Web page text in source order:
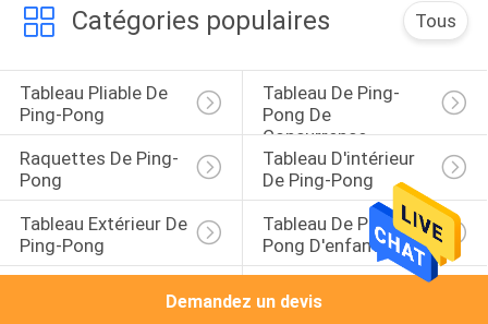
Catégories populaires Tous
Tableau Pliable De
Ping-Pong
Tableau De Ping-
Pong De
Concurrence
Raquettes De Ping-
Pong
Tableau D'intérieur
De Ping-Pong
Tableau Extérieur De
Ping-Pong
Tableau De Ping-
Pong D'enfants
Pong
Demandez un devis